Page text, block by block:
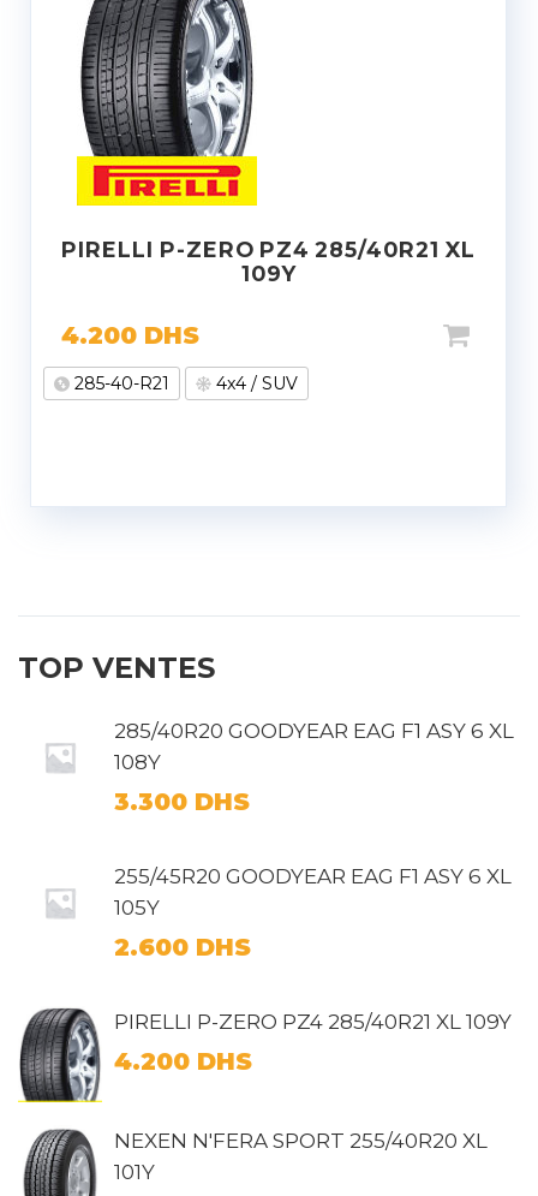
PIRELLI P-ZERO PZ4 285/40R21 XL
109Y
4.200 DHS
285-40-R21 4x4 / SUV
TOP VENTES
285/40R20 GOODYEAR EAG F1 ASY 6 XL
108Y
3.300 DHS
255/45R20 GOODYEAR EAG F1 ASY 6 XL
105Y
2.600 DHS
PIRELLI P-ZERO PZ4 285/40R21 XL 109Y
4.200 DHS
NEXEN N'FERA SPORT 255/40R20 XL
101Y